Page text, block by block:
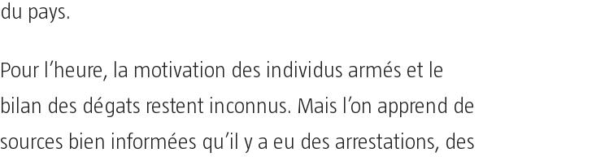
du pays.
Pour l’heure, la motivation des individus armés et le
bilan des dégats restent inconnus. Mais l’on apprend de
sources bien informées qu’il y a eu des arrestations, des